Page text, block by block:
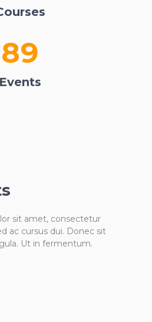
89
Events
sit amet, consectetur
ac cursus dui. Donec sit
Ut in fermentum.